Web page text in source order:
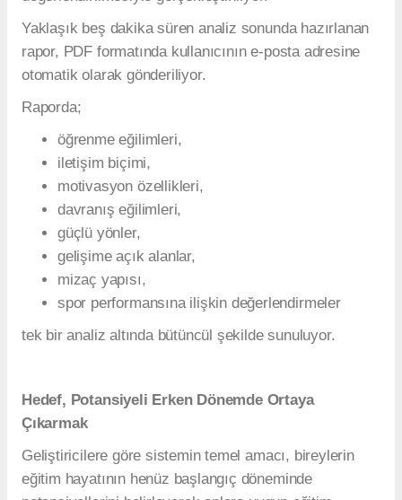
Yaklaşık beş dakika süren analiz sonunda hazırlanan
rapor, PDF formatında kullanıcının e-posta adresine
otomatik olarak gönderiliyor.
Raporda;
öğrenme eğilimleri,
iletişim biçimi,
motivasyon özellikleri,
davranış eğilimleri,
güçlü yönler,
gelişime açık alanlar,
mizaç yapısı,
spor performansına ilişkin değerlendirmeler
tek bir analiz altında bütüncül şekilde sunuluyor.
Hedef, Potansiyeli Erken Dönemde Ortaya
Çıkarmak
Geliştiricilere göre sistemin temel amacı, bireylerin
eğitim hayatının henüz başlangıç döneminde